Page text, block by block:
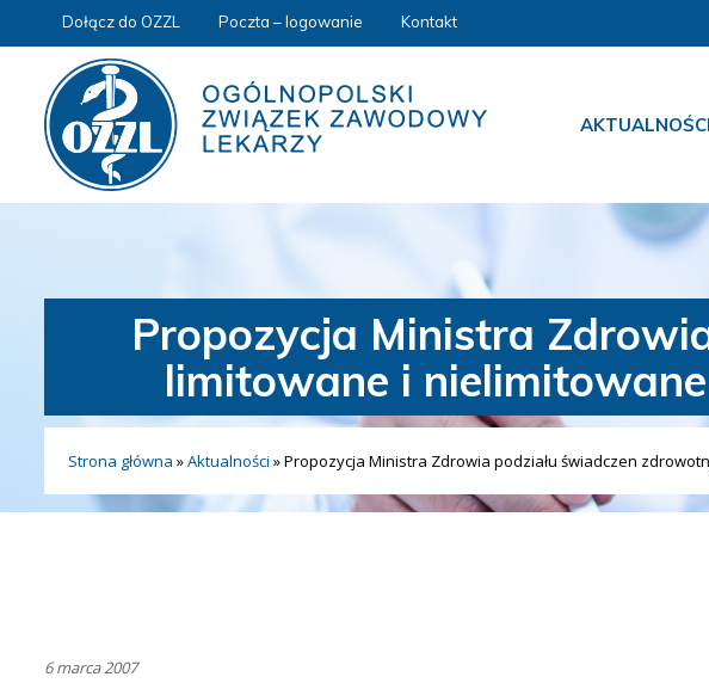
Dołącz do OZZL Poczta – logowanie Kontakt
AKTUALNOŚCI
Propozycja Ministra
limitowane i
Strona główna »Aktualności »Propozycja Ministra Zdrowia podziału świadczen
6 marca 2007